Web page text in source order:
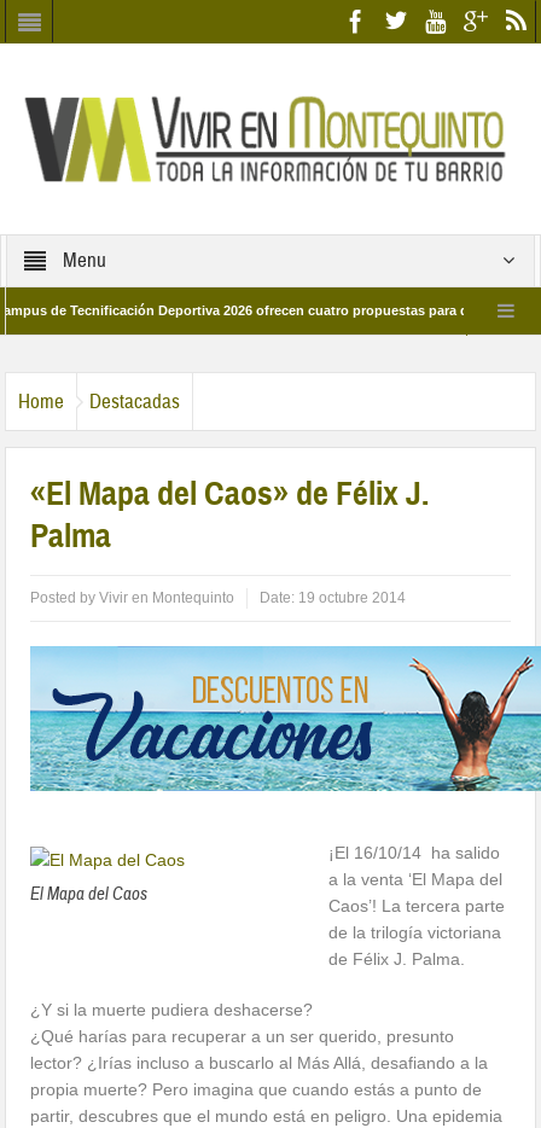
Menu
de Tecnificación Deportiva 2026 ofrecen cuatro propuestas para disfrutar del
Home Destacadas
«El Mapa del Caos» de Félix J.
Palma
Posted byVivir en Montequinto Date: 19 octubre 2014
El Mapa del Caos
¡El 16/10/14 ha salido
a la venta ‘El Mapa del
Caos’! La tercera parte
de la trilogía victoriana
de Félix J. Palma.
¿Y si la muerte pudiera deshacerse?
¿Qué harías para recuperar a un ser querido, presunto
lector? ¿Irías incluso a buscarlo al Más Allá, desafiando a la
propia muerte? Pero imagina que cuando estás a punto de
partir, descubres que el mundo está en peligro. Una epidemia